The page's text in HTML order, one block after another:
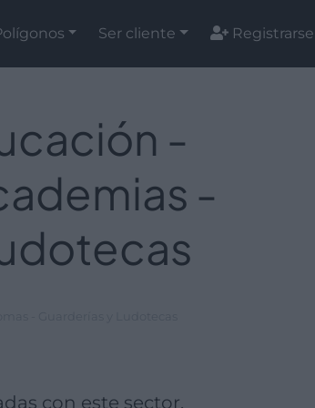
Ser cliente Registrarse
-
-
con este sector.